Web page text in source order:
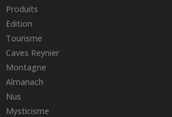
Produits
Edition
Tourisme
Caves Reynier
Montagne
Almanach
Nus
Mysticisme